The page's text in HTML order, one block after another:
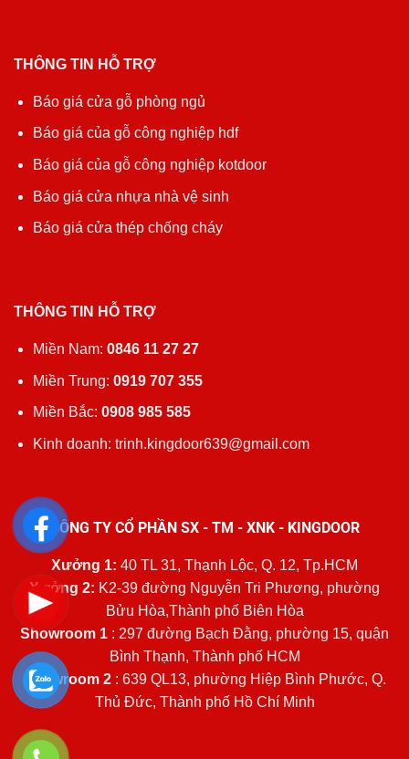
THÔNG TIN HỖ TRỢ
Báo giá cửa gỗ phòng ngủ
Báo giá của gỗ công nghiệp hdf
Báo giá của gỗ công nghiệp kotdoor
Báo giá cửa nhựa nhà vệ sinh
Báo giá cửa thép chống cháy
THÔNG TIN HỖ TRỢ
Miền Nam: 0846 11 27 27
Miền Trung: 0919 707 355
Miền Bắc: 0908 985 585
Kinh doanh: trinh.kingdoor639@gmail.com
CÔNG TY CỔ PHẦN SX - TM - XNK - KINGDOOR
Xưởng 1: 40 TL 31, Thạnh Lộc, Q. 12, Tp.HCM
Xưởng 2: K2-39 đường Nguyễn Tri Phương, phường
Bửu Hòa,Thành phố Biên Hòa
Showroom 1 : 297 đường Bạch Đằng, phường 15, quận
Bình Thạnh, Thành phố HCM
Showroom 2: 639 QL13, phường Hiệp Bình Phước, Q.
Thủ Đức, Thành phố Hồ Chí Minh